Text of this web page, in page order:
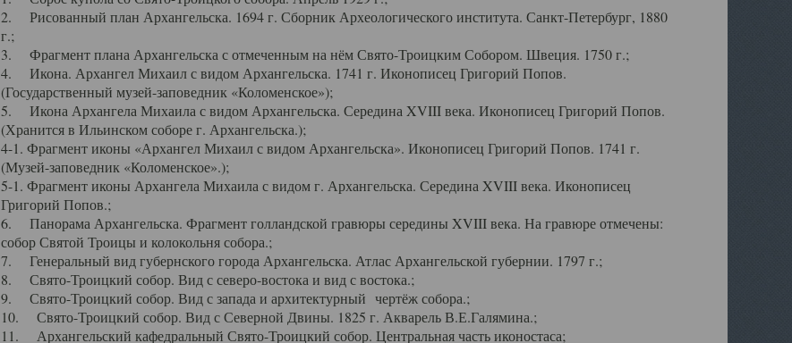
2. Рисованный план Архангельска. 1694 г. Сборник Археологического института. Санкт-Петербург, 1880
г.;
3. Фрагмент плана Архангельска с отмеченным на нём Свято-Троицким Собором. Швеция. 1750 г.;
4. Икона. Архангел Михаил с видом Архангельска. 1741 г. Иконописец Григорий Попов.
(Государственный музей-заповедник «Коломенское»);
5. Икона Архангела Михаила с видом Архангельска. Середина XVIII века. Иконописец Григорий Попов.
(Хранится в Ильинском соборе г. Архангельска.);
4-1. Фрагмент иконы «Архангел Михаил с видом Архангельска». Иконописец Григорий Попов. 1741 г.
(Музей-заповедник «Коломенское».);
5-1. Фрагмент иконы Архангела Михаила с видом г. Архангельска. Середина XVIII века. Иконописец
Григорий Попов.;
6. Панорама Архангельска. Фрагмент голландской гравюры середины XVIII века. На гравюре отмечены:
собор Святой Троицы и колокольня собора.;
7. Генеральный вид губернского города Архангельска. Атлас Архангельской губернии. 1797 г.;
8. Свято-Троицкий собор. Вид с северо-востока и вид с востока.;
9. Свято-Троицкий собор. Вид с запада и архитектурный чертёж собора.;
10. Свято-Троицкий собор. Вид с Северной Двины. 1825 г. Акварель В.Е.Галямина.;
11. Архангельский кафедральный Свято-Троицкий собор. Центральная часть иконостаса;